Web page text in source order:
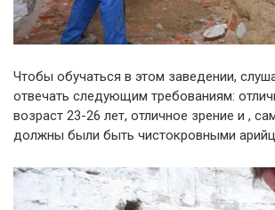
Чтобы обучаться в этом заведении,
отвечать следующим требованиям:
возраст 23-26 лет, отличное зрение и ,
должны были быть чистокровными